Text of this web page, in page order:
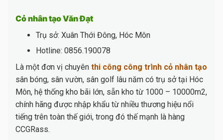
Cỏ nhân tạo Văn Đạt
Trụ sở: Xuân Thới Đông, Hóc Môn
Hotline: 0856.190078
Là một đơn vị chuyên thi công công trình cỏ nhân tạo
sân bóng, sân vườn, sân golf lâu năm có trụ sở tại Hóc
Môn, hệ thống kho bãi lớn, sẵn kho từ 1000 – 10000m2,
chính hãng được nhập khẩu từ nhiều thương hiệu nổi
tiếng trên toàn thế giới, trong đó thế mạnh là hàng
CCGRass.